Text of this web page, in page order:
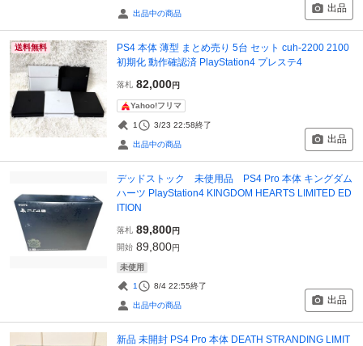
出品中の商品 出品
送料無料
PS4 本体 薄型 まとめ売り 5台 セット cuh-2200 2100
初期化 動作確認済 PlayStation4 プレステ4
落札 82,000円
Yahoo!フリマ
1 3/23 22:58終了
出品中の商品 出品
デッドストック 未使用品 PS4 Pro 本体 キングダム
ハーツ PlayStation4 KINGDOM HEARTS LIMITED ED
ITION
落札 89,800円
開始 89,800円
未使用
1 8/4 22:55終了
出品中の商品 出品
新品 未開封 PS4 Pro 本体 DEATH STRANDING LIMIT